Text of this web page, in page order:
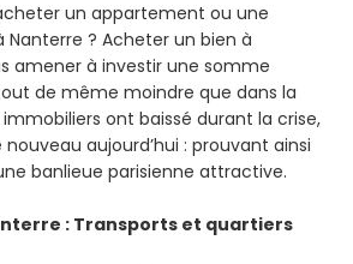
un appartement ou une
Nanterre ? Acheter un bien à
amener à investir une somme
de même moindre que dans la
immobiliers ont baissé durant la crise,
aujourd’hui : prouvant ainsi
banlieue parisienne attractive.
: Transports et quartiers